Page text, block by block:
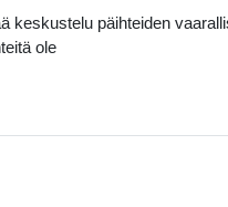
keskustelu päihteiden
ole